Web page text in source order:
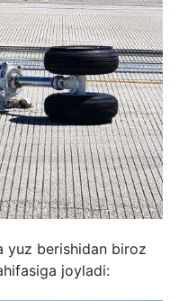
yuz berishidan biroz
joyladi: